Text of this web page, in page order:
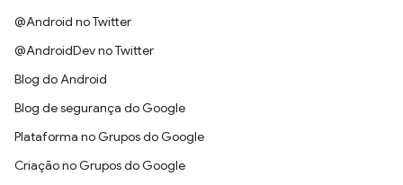
@Android no Twitter
@AndroidDev no Twitter
Blog do Android
Blog de segurança do Google
Plataforma no Grupos do Google
Criação no Grupos do Google